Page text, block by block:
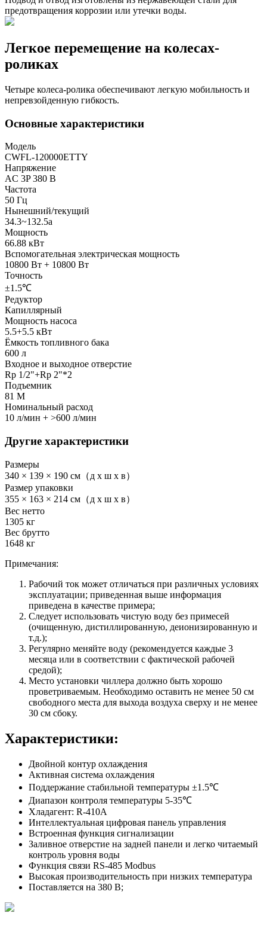
предотвращения коррозии или утечки воды.
Легкое перемещение на колесах-
роликах
Четыре колеса-ролика обеспечивают легкую мобильность и
непревзойденную гибкость.
Основные характеристики
Модель
CWFL-120000ETTY
Напряжение
AC 3P 380 В
Частота
50 Гц
Нынешний/текущий
34.3~132.5a
Мощность
66.88 кВт
Вспомогательная электрическая мощность
10800 Вт + 10800 Вт
Точность
±1.5℃
Редуктор
Капиллярный
Мощность насоса
5.5+5.5 кВт
Ёмкость топливного бака
600 л
Входное и выходное отверстие
Rp 1/2"+Rp 2"*2
Подъемник
81 М
Номинальный расход
10 л/мин + >600 л/мин
Другие характеристики
Размеры
340 × 139 × 190 см（д x ш x в）
Размер упаковки
355 × 163 × 214 см（д x ш x в）
Вес нетто
1305 кг
Вес брутто
1648 кг
Примечания:
Рабочий ток может отличаться при различных условиях
эксплуатации; приведенная выше информация
приведена в качестве примера;
Следует использовать чистую воду без примесей
(очищенную, дистиллированную, деионизированную и
т.д.);
Регулярно меняйте воду (рекомендуется каждые 3
месяца или в соответствии с фактической рабочей
средой);
Место установки чиллера должно быть хорошо
проветриваемым. Необходимо оставить не менее 50 см
свободного места для выхода воздуха сверху и не менее
30 см сбоку.
Характеристики:
Двойной контур охлаждения
Активная система охлаждения
Поддержание стабильной температуры ±1.5℃
Диапазон контроля температуры 5-35℃
Хладагент: R-410A
Интеллектуальная цифровая панель управления
Встроенная функция сигнализации
Заливное отверстие на задней панели и легко читаемый
контроль уровня воды
Функция связи RS-485 Modbus
Высокая производительность при низких температура
Поставляется на 380 В;